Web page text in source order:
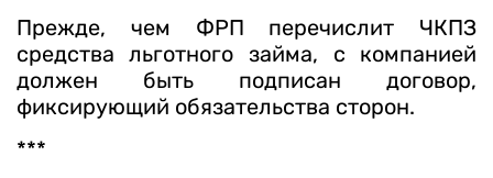
Прежде, чем ФРП перечислит ЧКПЗ
средства льготного займа, с компанией
должен быть подписан договор,
фиксирующий обязательства сторон.
***